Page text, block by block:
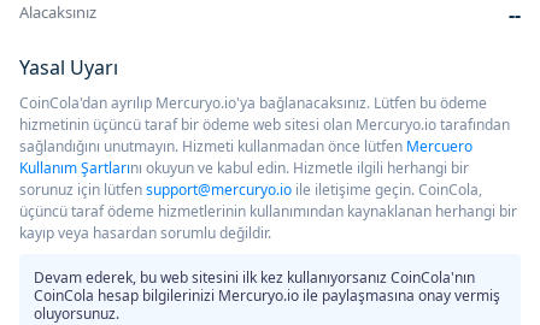
Alacaksınız
--
Yasal Uyarı
CoinCola'dan ayrılıp Mercuryo.io'ya bağlanacaksınız. Lütfen bu ödeme
hizmetinin üçüncü taraf bir ödeme web sitesi olan Mercuryo.io tarafından
sağlandığını unutmayın. Hizmeti kullanmadan önce lütfen Mercuero
Kullanım Şartlarını okuyun ve kabul edin. Hizmetle ilgili herhangi bir
sorunuz için lütfensupport@mercuryo.io ile iletişime geçin. CoinCola,
üçüncü taraf ödeme hizmetlerinin kullanımından kaynaklanan herhangi bir
kayıp veya hasardan sorumlu değildir.
Devam ederek, bu web sitesini ilk kez kullanıyorsanız CoinCola'nın
CoinCola hesap bilgilerinizi Mercuryo.io ile paylaşmasına onay vermiş
oluyorsunuz.